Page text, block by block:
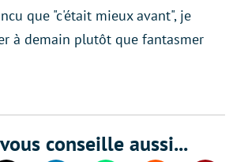
que "c'était mieux avant", je
à demain plutôt que fantasmer
conseille aussi...